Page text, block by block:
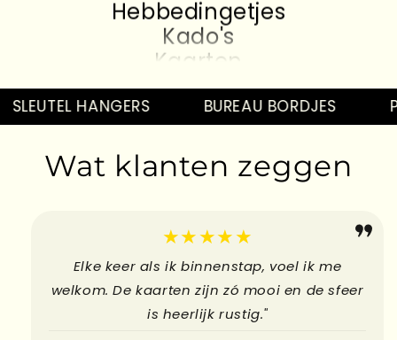
Hebbedingetjes
Kado's
Kaarten
Hebbedingetjes
Kado's
Kaarten
Hebbedingetjes
Kado's
Hebbedingetjes
SLEUTEL HANGERS BUREAU BORDJES
Wat klanten zeggen
★★★★★
Elke keer als ik binnenstap, voel ik me
welkom. De kaarten zijn zó mooi en de sfeer
is heerlijk rustig."